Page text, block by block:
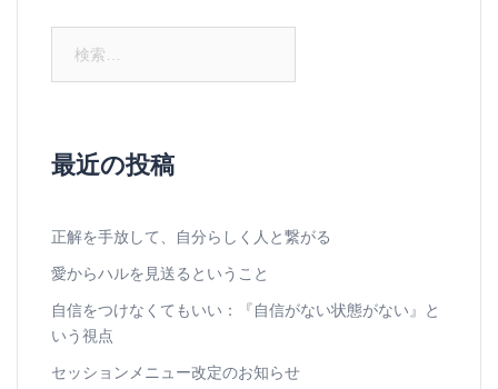
最近の投稿
正解を手放して、自分らしく人と繋がる
愛からハルを見送るということ
自信をつけなくてもいい：『自信がない状態がない』と
いう視点
セッションメニュー改定のお知らせ